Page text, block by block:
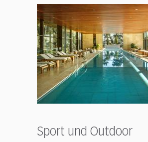
Sport und Outdoor